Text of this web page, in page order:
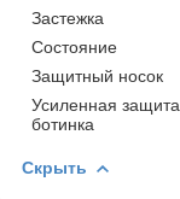
Застежка
Состояние
Защитный носок
Усиленная защита
ботинка
Скрыть